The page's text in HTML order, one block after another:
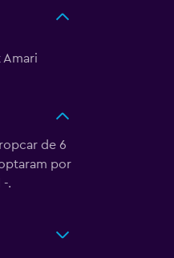
Amari
de 6
por
-.